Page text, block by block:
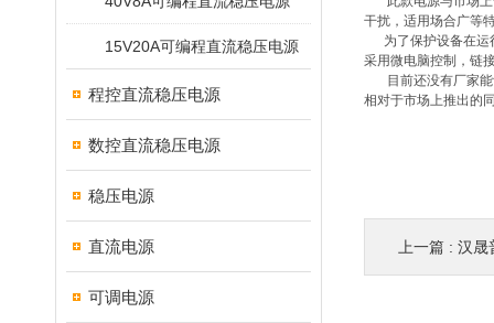
15V20A可编程直流稳压电源
程控直流稳压电源
数控直流稳压电源
稳压电源
直流电源
可调电源
干扰，适用场合广等
为了保护设备在
采用微电脑控制，链
目前还没有厂家
相对于市场上推出的
上一篇 : 汉晟